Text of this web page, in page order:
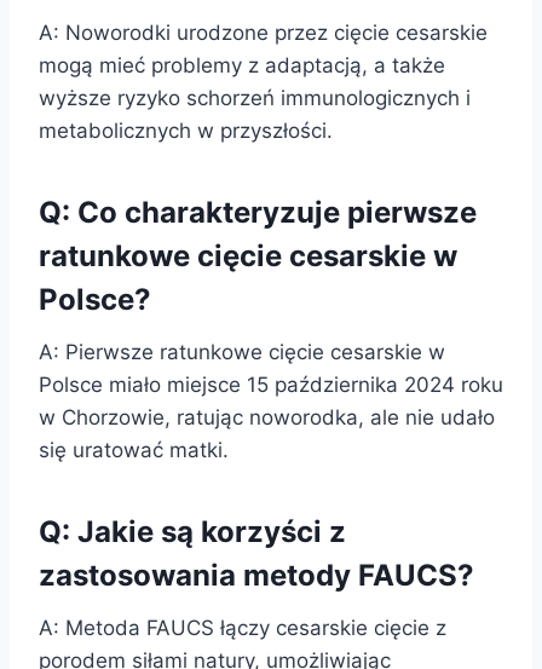
A: Noworodki urodzone przez cięcie cesarskie
mogą mieć problemy z adaptacją, a także
wyższe ryzyko schorzeń immunologicznych i
metabolicznych w przyszłości.
Q: Co charakteryzuje pierwsze
ratunkowe cięcie cesarskie w
Polsce?
A: Pierwsze ratunkowe cięcie cesarskie w
Polsce miało miejsce 15 października 2024 roku
w Chorzowie, ratując noworodka, ale nie udało
się uratować matki.
Q: Jakie są korzyści z
zastosowania metody FAUCS?
A: Metoda FAUCS łączy cesarskie cięcie z
porodem siłami natury, umożliwiając